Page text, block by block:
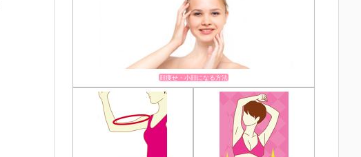
顔痩せ・小顔になる方法